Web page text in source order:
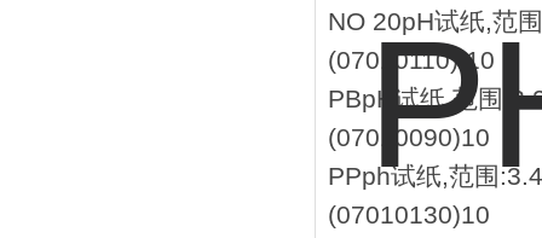
NO 20pH试纸,范
(07010110)10
PBpH试纸,范围
(07010090)10
PPph试纸,范围
(07010130)10